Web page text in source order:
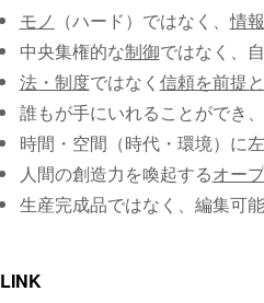
モノ （ハード）ではなく、情
中央集権的な制御ではなく、
法・制度ではなく 信頼を前提
誰もが手にいれることができ
時間・空間（時代・環境）に
人間の創造力を喚起するオー
生産完成品ではなく、編集可
LINK